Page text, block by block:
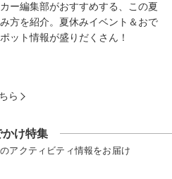
ー編集部がおすすめする、この夏
方を紹介。夏休みイベント＆おで
ット情報が盛りだくさん！
ら
かけ特集
アクティビティ情報をお届け